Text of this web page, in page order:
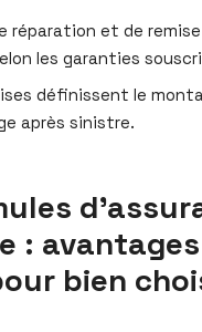
réparation et de
les garanties
définissent le
après sinistre.
:
bien